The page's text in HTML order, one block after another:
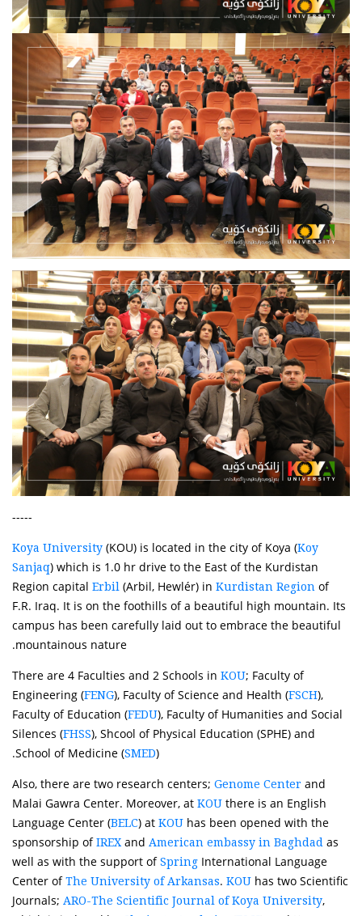
-----
Koya University (KOU) is located in the city of Koya (Koy
Sanjaq) which is 1.0 hr drive to the East of the Kurdistan
Region capital Erbil (Arbil, Hewlér) in Kurdistan Region of
F.R. Iraq. It is on the foothills of a beautiful high mountain. Its
campus has been carefully laid out to embrace the beautiful
mountainous nature.
There are 4 Faculties and 2 Schools in KOU; Faculty of
Engineering (FENG), Faculty of Science and Health (FSCH),
Faculty of Education (FEDU), Faculty of Humanities and Social
Silences (FHSS), Shcool of Physical Education (SPHE) and
School of Medicine (SMED).
Also, there are two research centers; Genome Center and
Malai Gawra Center. Moreover, at KOU there is an English
Language Center (BELC) at KOU has been opened with the
sponsorship ofIREX and American embassy in Baghdad as
well as with the support ofSpring International Language
Center ofThe University of Arkansas. KOU has two Scientific
Journals; ARO-The Scientific Journal of Koya University,